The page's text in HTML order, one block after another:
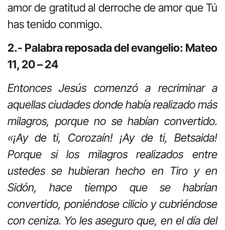
amor de gratitud al derroche de amor que Tú
has tenido conmigo.
2.- Palabra reposada del evangelio: Mateo
11, 20 – 24
Entonces Jesús comenzó a recriminar a
aquellas ciudades donde había realizado más
milagros, porque no se habían convertido.
«¡Ay de ti, Corozaín! ¡Ay de ti, Betsaida!
Porque si los milagros realizados entre
ustedes se hubieran hecho en Tiro y en
Sidón, hace tiempo que se habrían
convertido, poniéndose cilicio y cubriéndose
con ceniza. Yo les aseguro que, en el día del